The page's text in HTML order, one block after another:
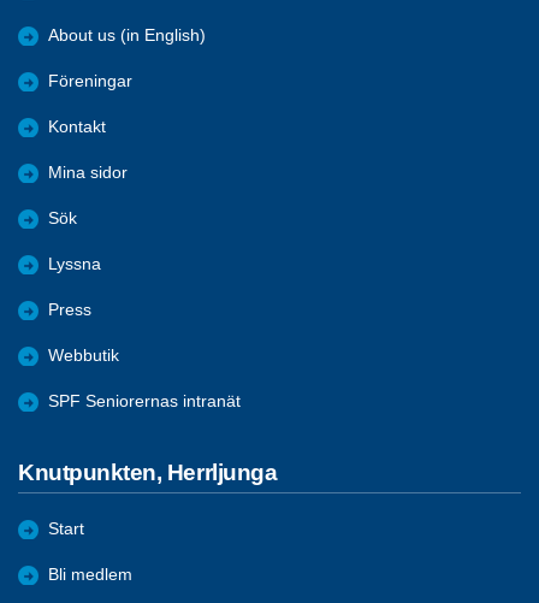
About us (in English)
Föreningar
Kontakt
Mina sidor
Sök
Lyssna
Press
Webbutik
SPF Seniorernas intranät
Knutpunkten, Herrljunga
Start
Bli medlem